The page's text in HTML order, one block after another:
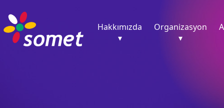
Hakkımızda
▾
Organizasyon
▾